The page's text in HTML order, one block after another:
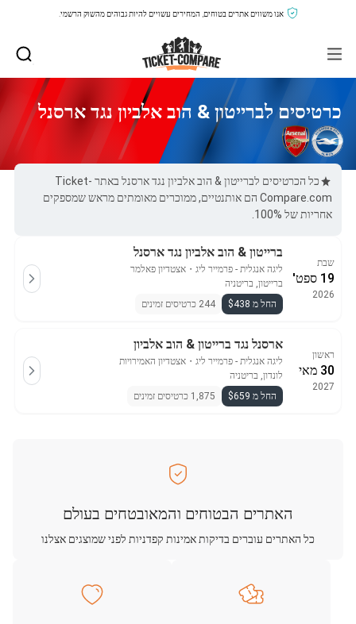
אנו משווים אתרים בטוחים, המחירים עשויים להיות גבוהים מהשוק הרשמי.
כרטיסים לברייטון & הוב אלביון נגד ארסנל
כל הכרטיסים לברייטון & הוב אלביון נגד ארסנל באתר Ticket-
Compare.com הם אותנטיים, ממוכרים מאומתים מראש שמספקים
אחריות של 100%.
שבת
19 ספט'
2026
ברייטון & הוב אלביון נגד ארסנל
ליגה אנגלית - פרמייר ליג ・ אצטדיון פאלמר
ברייטון, בריטניה
החל מ $438
244 כרטיסים זמינים
ראשון
30 מאי
2027
ארסנל נגד ברייטון & הוב אלביון
ליגה אנגלית - פרמייר ליג ・ אצטדיון האמירויות
לונדון, בריטניה
החל מ $659
1,875 כרטיסים זמינים
האתרים הבטוחים והמאובטחים בעולם
כל האתרים עוברים בדיקות אמינות קפדניות לפני שמוצגים אצלנו